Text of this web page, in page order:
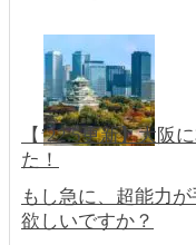
【’22.5更新】大阪
た！
もし急に、超能力
欲しいですか？